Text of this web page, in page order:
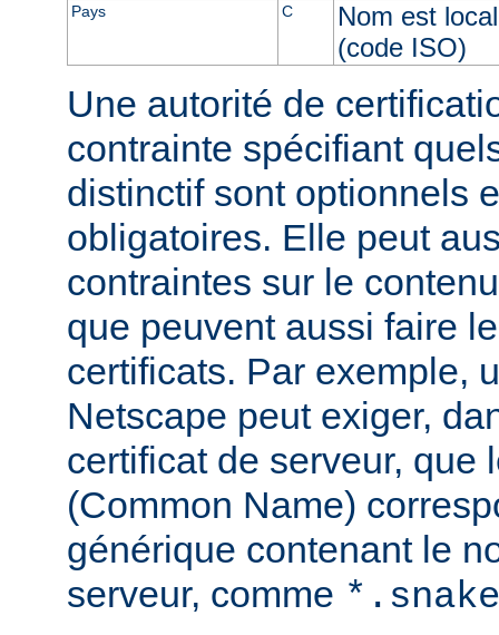
Pays C
Nom est
(code ISO)
Une autorité de
contrainte spécifiant
distinctif sont optionnels
obligatoires. Elle peut
contraintes sur le
que peuvent aussi faire
certificats. Par exemple,
Netscape peut exiger,
certificat de serveur, que
(Common Name)
générique contenant le
serveur, comme